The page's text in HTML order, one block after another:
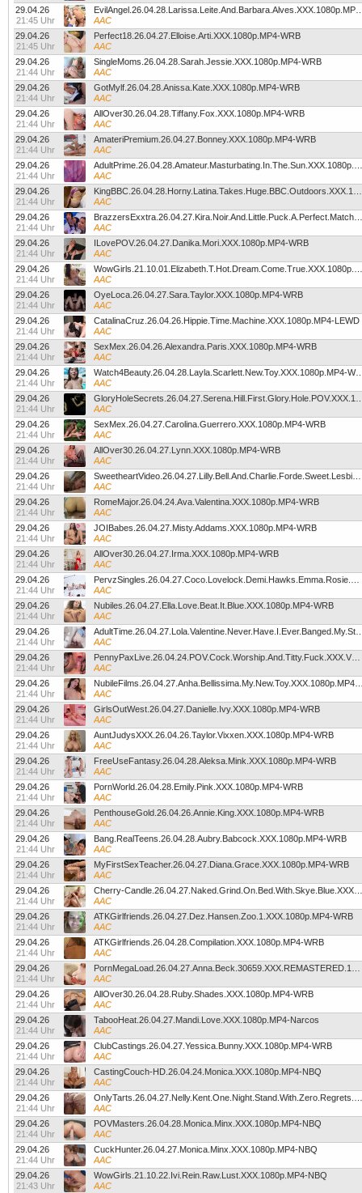
29.04.26
21:45 Uhr
AAC
29.04.26
21:45 Uhr
Perfect18.26.04.27.Elloise.Arti.XXX.1080p.MP4-WRB
AAC
29.04.26
21:44 Uhr
SingleMoms.26.04.28.Sarah.Jessie.XXX.1080p.MP4-WRB
AAC
29.04.26
21:44 Uhr
GotMylf.26.04.28.Anissa.Kate.XXX.1080p.MP4-WRB
AAC
29.04.26
21:44 Uhr
AllOver30.26.04.28.Tiffany.Fox.XXX.1080p.MP4-WRB
AAC
29.04.26
21:44 Uhr
AmateriPremium.26.04.27.Bonney.XXX.1080p.MP4-WRB
AAC
29.04.26
21:44 Uhr
AAC
29.04.26
21:44 Uhr
AAC
29.04.26
21:44 Uhr
AAC
29.04.26
21:44 Uhr
ILovePOV.26.04.27.Danika.Mori.XXX.1080p.MP4-WRB
AAC
29.04.26
21:44 Uhr
AAC
29.04.26
21:44 Uhr
OyeLoca.26.04.27.Sara.Taylor.XXX.1080p.MP4-WRB
AAC
29.04.26
21:44 Uhr
CatalinaCruz.26.04.26.Hippie.Time.Machine.XXX.1080p.MP4-LEWD
AAC
29.04.26
21:44 Uhr
SexMex.26.04.26.Alexandra.Paris.XXX.1080p.MP4-WRB
AAC
29.04.26
21:44 Uhr
AAC
29.04.26
21:44 Uhr
AAC
29.04.26
21:44 Uhr
SexMex.26.04.27.Carolina.Guerrero.XXX.1080p.MP4-WRB
AAC
29.04.26
21:44 Uhr
AllOver30.26.04.27.Lynn.XXX.1080p.MP4-WRB
AAC
29.04.26
21:44 Uhr
AAC
29.04.26
21:44 Uhr
RomeMajor.26.04.24.Ava.Valentina.XXX.1080p.MP4-WRB
AAC
29.04.26
21:44 Uhr
JOIBabes.26.04.27.Misty.Addams.XXX.1080p.MP4-WRB
AAC
29.04.26
21:44 Uhr
AllOver30.26.04.27.Irma.XXX.1080p.MP4-WRB
AAC
29.04.26
21:44 Uhr
AAC
29.04.26
21:44 Uhr
Nubiles.26.04.27.Ella.Love.Beat.It.Blue.XXX.1080p.MP4-WRB
AAC
29.04.26
21:44 Uhr
AAC
29.04.26
21:44 Uhr
AAC
29.04.26
21:44 Uhr
AAC
29.04.26
21:44 Uhr
GirlsOutWest.26.04.27.Danielle.Ivy.XXX.1080p.MP4-WRB
AAC
29.04.26
21:44 Uhr
AuntJudysXXX.26.04.26.Taylor.Vixxen.XXX.1080p.MP4-WRB
AAC
29.04.26
21:44 Uhr
FreeUseFantasy.26.04.28.Aleksa.Mink.XXX.1080p.MP4-WRB
AAC
29.04.26
21:44 Uhr
PornWorld.26.04.28.Emily.Pink.XXX.1080p.MP4-WRB
AAC
29.04.26
21:44 Uhr
PenthouseGold.26.04.26.Annie.King.XXX.1080p.MP4-WRB
AAC
29.04.26
21:44 Uhr
Bang.RealTeens.26.04.28.Aubry.Babcock.XXX.1080p.MP4-WRB
AAC
29.04.26
21:44 Uhr
MyFirstSexTeacher.26.04.27.Diana.Grace.XXX.1080p.MP4-WRB
AAC
29.04.26
21:44 Uhr
AAC
29.04.26
21:44 Uhr
ATKGirlfriends.26.04.27.Dez.Hansen.Zoo.1.XXX.1080p.MP4-WRB
AAC
29.04.26
21:44 Uhr
ATKGirlfriends.26.04.28.Compilation.XXX.1080p.MP4-WRB
AAC
29.04.26
21:44 Uhr
AAC
29.04.26
21:44 Uhr
AllOver30.26.04.28.Ruby.Shades.XXX.1080p.MP4-WRB
AAC
29.04.26
21:44 Uhr
TabooHeat.26.04.27.Mandi.Love.XXX.1080p.MP4-Narcos
AAC
29.04.26
21:44 Uhr
ClubCastings.26.04.27.Yessica.Bunny.XXX.1080p.MP4-WRB
AAC
29.04.26
21:44 Uhr
CastingCouch-HD.26.04.24.Monica.XXX.1080p.MP4-NBQ
AAC
29.04.26
21:44 Uhr
AAC
29.04.26
21:44 Uhr
POVMasters.26.04.28.Monica.Minx.XXX.1080p.MP4-NBQ
AAC
29.04.26
21:44 Uhr
CuckHunter.26.04.27.Monica.Minx.XXX.1080p.MP4-NBQ
AAC
29.04.26
21:43 Uhr
WowGirls.21.10.22.Ivi.Rein.Raw.Lust.XXX.1080p.MP4-NBQ
AAC